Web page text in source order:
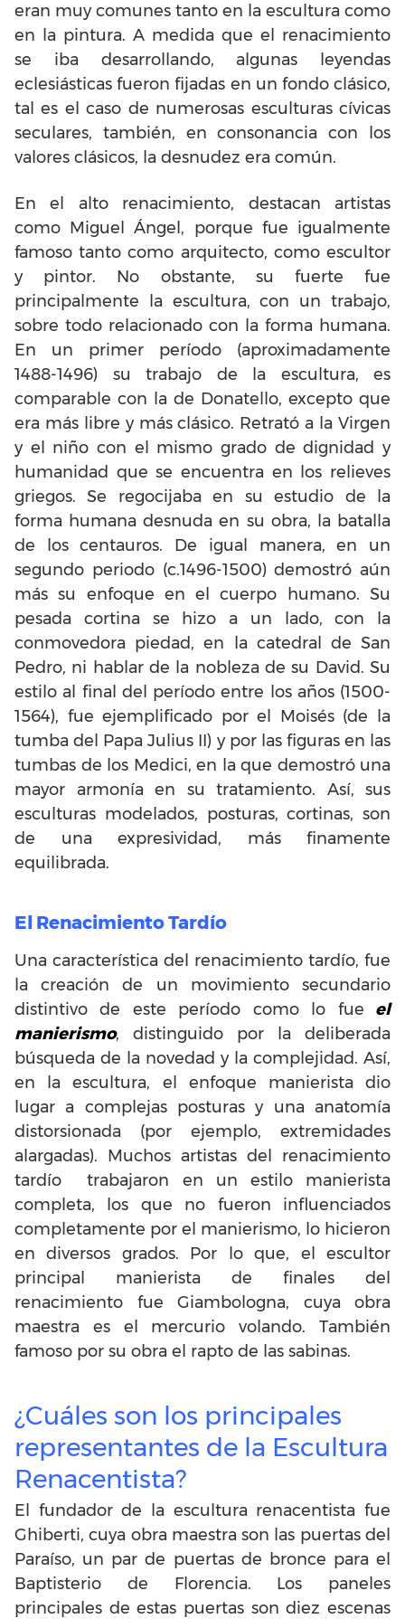
eran muy comunes tanto en la escultura como
en la pintura. A medida que el renacimiento
se iba desarrollando, algunas leyendas
eclesiásticas fueron fijadas en un fondo clásico,
tal es el caso de numerosas esculturas cívicas
seculares, también, en consonancia con los
valores clásicos, la desnudez era común.
En el alto renacimiento, destacan artistas
como Miguel Ángel, porque fue igualmente
famoso tanto como arquitecto, como escultor
y pintor. No obstante, su fuerte fue
principalmente la escultura, con un trabajo,
sobre todo relacionado con la forma humana.
En un primer período (aproximadamente
1488-1496) su trabajo de la escultura, es
comparable con la de Donatello, excepto que
era más libre y más clásico. Retrató a la Virgen
y el niño con el mismo grado de dignidad y
humanidad que se encuentra en los relieves
griegos. Se regocijaba en su estudio de la
forma humana desnuda en su obra, la batalla
de los centauros. De igual manera, en un
segundo periodo (c.1496-1500) demostró aún
más su enfoque en el cuerpo humano. Su
pesada cortina se hizo a un lado, con la
conmovedora piedad, en la catedral de San
Pedro, ni hablar de la nobleza de su David. Su
estilo al final del período entre los años (1500-
1564), fue ejemplificado por el Moisés (de la
tumba del Papa Julius II) y por las figuras en las
tumbas de los Medici, en la que demostró una
mayor armonía en su tratamiento. Así, sus
esculturas modelados, posturas, cortinas, son
de una expresividad, más finamente
equilibrada.
El Renacimiento Tardío
Una característica del renacimiento tardío, fue
la creación de un movimiento secundario
distintivo de este período como lo fue el
manierismo, distinguido por la deliberada
búsqueda de la novedad y la complejidad. Así,
en la escultura, el enfoque manierista dio
lugar a complejas posturas y una anatomía
distorsionada (por ejemplo, extremidades
alargadas). Muchos artistas del renacimiento
tardío trabajaron en un estilo manierista
completa, los que no fueron influenciados
completamente por el manierismo, lo hicieron
en diversos grados. Por lo que, el escultor
principal manierista de finales del
renacimiento fue Giambologna, cuya obra
maestra es el mercurio volando. También
famoso por su obra el rapto de las sabinas.
¿Cuáles son los principales
representantes de la Escultura
Renacentista?
El fundador de la escultura renacentista fue
Ghiberti, cuya obra maestra son las puertas del
Paraíso, un par de puertas de bronce para el
Baptisterio de Florencia. Los paneles
principales de estas puertas son diez escenas